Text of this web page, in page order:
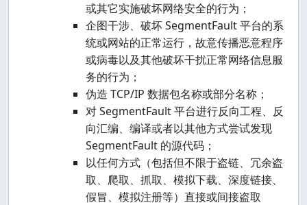
或其它实施破坏网络安全的行为；
企图干涉、破坏 SegmentFault 平台的系
统或网站的正常运行，故意传播恶意程序
或病毒以及其他破坏干扰正常网络信息服
务的行为；
伪造 TCP/IP 数据包名称或部分名称；
对 SegmentFault 平台进行反向工程、反
向汇编、编译或者以其他方式尝试发现
SegmentFault 的源代码；
以任何方式（包括但不限于盗链、冗余盗
取、爬取、抓取、模拟下载、深度链接、
假冒、模拟注册等）直接或间接盗取